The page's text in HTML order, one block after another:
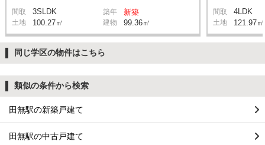
間取 3SLDK 築年 新築
土地 100.27㎡ 建物 99.36㎡
間取 4LDK
土地 121.97㎡
同じ学区の物件はこちら
類似の条件から検索
田無駅の新築戸建て
田無駅の中古戸建て